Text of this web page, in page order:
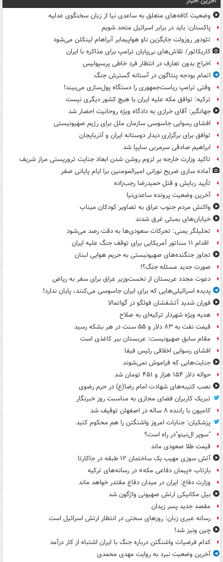
وضعیت کافه‌های متعلق به ساعدی نیا از زبان سخنگوی عدلیه
پاکستان: باید در برابر اسرائیل متحد شویم
تئودور روزولت جایگزین ناو هواپیمابر آبراهام لینکلن می‌شود
کاریکاتور/ تلاش‌های بی‌پایان ترامپ برای مذاکره با ایران
اخراج بدون تعارف در انتظار فرد خاطی پرسپولیس
اتمام بودجه پنتاگون در آستانه گسترش جنگ
وقتی ترامپ ریاست‌جمهوری را دستگاه پول‌سازی می‌بیند!
ترکیه: توافق مکه علیه ایران یا هیچ کشور دیگری نیست
جهانگیر: آقای خرازی به دادگاه ویژه روحانیت احضار شد
افشای رسوایی جاسوسی سازمان ملل برای رژیم صهیونیستی
توافق برای برگزاری دیدار دوستانه ایران و آذربایجان
ابراهیم صادقی سرمربی سایپا شد
تاکید وزارت خارجه بر لزوم روشن شدن ابعاد جنایت تروریستی مراز شریف
آماده سازی ضریح نورانی امیرالمومنین برا ایام پایانی صفر
تأیید ربایش و قتل حمیدرضا رجب‌زاده
آخرین وضعیت پرونده ساعدی‌نیا
واکنش مردم جنوب عراق به تصاویر کودکان میناب
خیابان‌های بمبئی غرق شدند
تحلیلگر یمنی: تحرکات سعودی‌ها به دقت رصد می‌شود
اقدام ۱۱ سناتور آمریکایی برای توقف جنگ علیه ایران
تجاوز جنگنده‌های صهیونیستی به حریم هوایی لبنان
صورت جدید مسئله جنگ؟!
دعوت مجدد عربستان از نخست‌وزیر عراق برای سفر به ریاض
پدیده اسرائیلی‌هایی که برای ایران جاسوسی می‌کنند، پایان ندارد!
فوران شدید آتشفشان فوئگو در گواتمالا
هدیه ویژه شهردار ترکیه‌ای به صلاح
قیمت نفت به ۸۳ دلار و ۵۵ سنت در هر بشکه رسید
مقام سابق صهیونیست: عربستان ببر کاغذی است
افشای رسوایی اخلاقی رئیس فیفا
جنایت‌هایی که فراموش نمی‌شوند
حواله دلار ۱۵۴ هزار و ۴۵۱ تومان شد
نصب کتیبه‌های شهادت امام رضا(ع) در حرم رضوی
تبریک کاربران فضای مجازی به مناسبت روز خبرنگار
کامیون با راننده ۸ ساله در اصفهان توقیف شد
پزشکیان: جنایات امروز واشنگتن را هم محکوم کنید
"سوپر ال‌نینو"در راه است؟
قیمت طلا صعودی ماند
آتش سوزی مهیب یک ساختمان ۱۲ طبقه در جاکارتا
بازتاب «پیمان دفاعی مکه» در رسانه‌های ترکیه
وزارت دفاع: ایران در میدان دفاع مقتدر خواهد ماند
بیل مکانیکی ارتش صهیونی واژگون شد
مقصد جدید پسر زیدان
رسانه عبری زبان: روزهای سختی در انتظار ارتش اسرائیل است
چین ونیز شد!
کدام فرضیات واشنگتن درباره جنگ با ایران اشتباه از کار درآمد
آخرین وضعیت نبرد به روایت مهدی محمدی